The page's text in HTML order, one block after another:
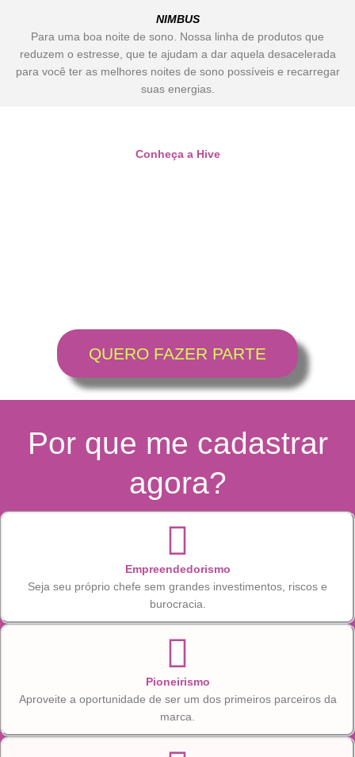
NIMBUS
Para uma boa noite de sono. Nossa linha de produtos que
reduzem o estresse, que te ajudam a dar aquela desacelerada
para você ter as melhores noites de sono possíveis e recarregar
suas energias.
Conheça a Hive
QUERO FAZER PARTE
Por que me cadastrar
agora?
Empreendedorismo
Seja seu próprio chefe sem grandes investimentos, riscos e
burocracia.
Pioneirismo
Aproveite a oportunidade de ser um dos primeiros parceiros da
marca.